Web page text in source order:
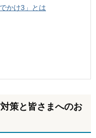
かけ3」とは
策と皆さまへのお